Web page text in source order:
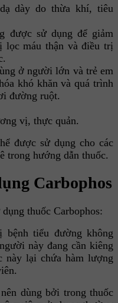
dày do thừa khí, tiêu
được sử dụng để giảm
lọc máu thận và điều trị
ở người lớn và trẻ em
khó khăn và quá trình
đường ruột.
vị, thực quản.
được sử dụng cho các
trong hướng dẫn thuốc.
Carbophos
thuốc Carbophos:
bệnh tiểu đường không
này đang cần kiêng
này lại chứa hàm lượng
dùng bởi trong thuốc